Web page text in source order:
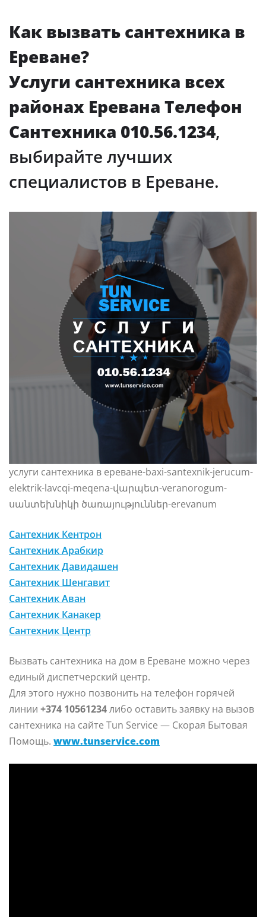
Как вызвать сантехника в
Ереване?
Услуги сантехника всех
районах Еревана Телефон
Сантехника 010.56.1234,
выбирайте лучших
специалистов в Ереване.
услуги сантехника в ереване-baxi-santexnik-jerucum-
elektrik-lavcqi-meqena-վարպետ-veranorogum-
սանտեխնիկի ծառայություններ-erevanum
Сантехник Кентрон
Сантехник Арабкир
Сантехник Давидашен
Сантехник Шенгавит
Сантехник Аван
Сантехник Канакер
Сантехник Центр
Вызвать сантехника на дом в Ереване можно через
единый диспетчерский центр.
Для этого нужно позвонить на телефон горячей
линии +374 10561234либо оставить заявку на вызов
сантехника на сайте Tun Service — Скорая Бытовая
Помощь. www.tunservice.com